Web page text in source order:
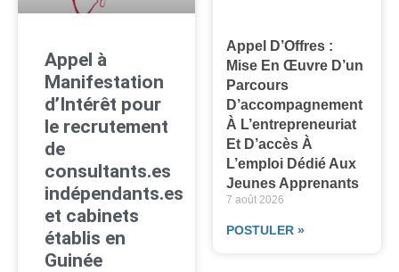
Appel à
Manifestation
d’Intérêt pour
le recrutement
de
consultants.es
indépendants.es
et cabinets
établis en
Guinée
Appel D’Offres :
Mise En Œuvre D’un
Parcours
D’accompagnement
À L’entrepreneuriat
Et D’accès À
L’emploi Dédié Aux
Jeunes Apprenants
7 août 2026
POSTULER »